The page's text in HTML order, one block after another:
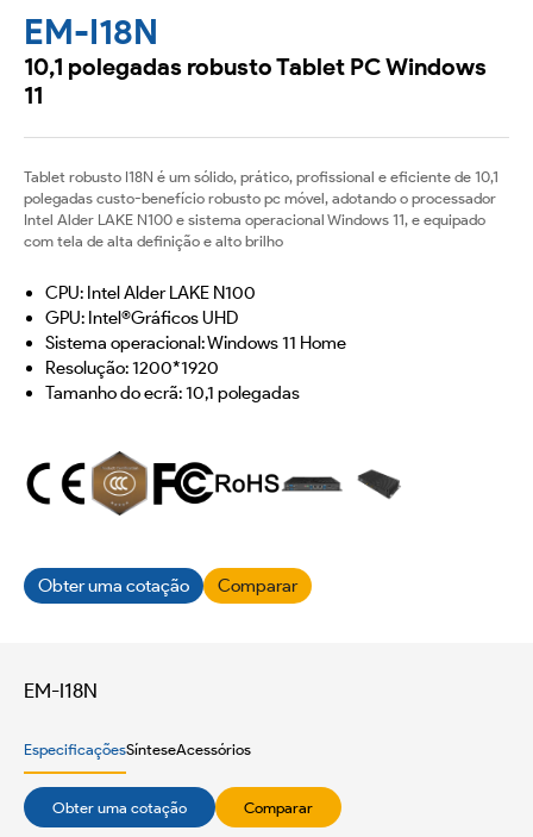
EM-I18N
10,1 polegadas robusto Tablet PC Windows
11
Tablet robusto I18N é um sólido, prático, profissional e eficiente de 10,1
polegadas custo-benefício robusto pc móvel, adotando o processador
Intel Alder LAKE N100 e sistema operacional Windows 11, e equipado
com tela de alta definição e alto brilho
CPU: Intel Alder LAKE N100
GPU: Intel®Gráficos UHD
Sistema operacional: Windows 11 Home
Resolução: 1200*1920
Tamanho do ecrã: 10,1 polegadas
Obter uma cotação Comparar
EM-I18N
EspecificaçõesSínteseAcessórios
Obter uma cotação Comparar